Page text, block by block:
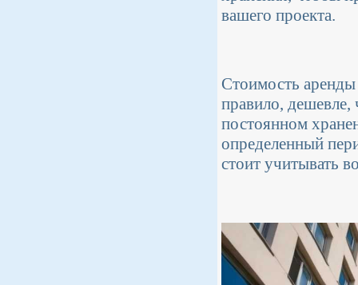
вашего проекта.
Стоимость аренды
правило, дешевле,
постоянном
определенный
стоит учитывать